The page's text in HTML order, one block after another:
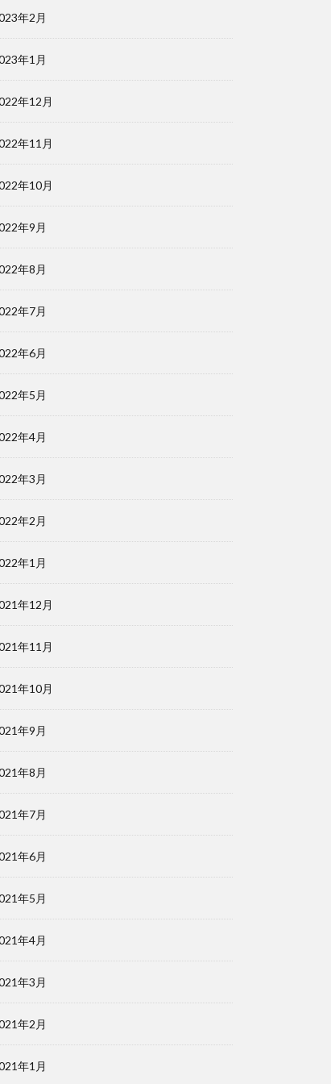
年2月
年1月
年12月
年11月
年10月
年9月
年8月
年7月
年6月
年5月
年4月
年3月
年2月
年1月
年12月
年11月
年10月
年9月
年8月
年7月
年6月
年5月
年4月
年3月
年2月
年1月